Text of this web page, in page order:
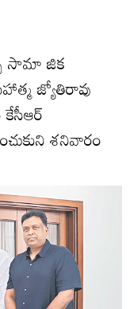
సామా జిక
జ్యోతిరావు
శనివారం